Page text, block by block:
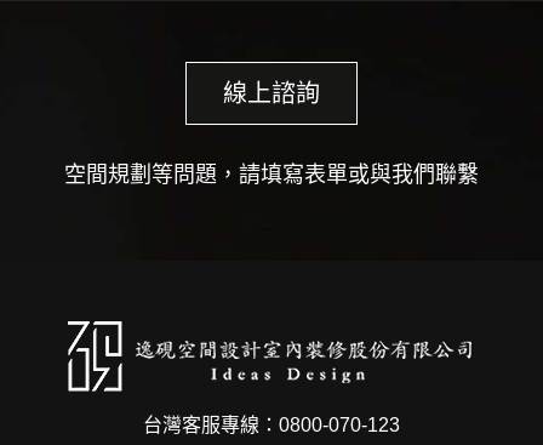
線上諮詢
空間規劃等問題，請填寫表單或與我們聯繫
台灣客服專線：0800-070-123